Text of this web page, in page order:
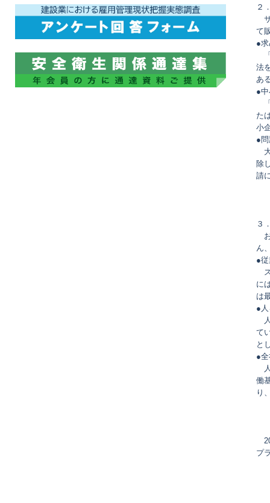
２
て
●
法
あ
●
た
小
●
除
請
３
ん
●
に
は
●
て
と
●
働
り
プ